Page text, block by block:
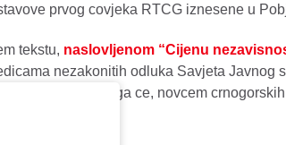
prvog covjeka RTCG iznesene u
tekstu, naslovljenom “Cijenu
nezakonitih odluka Savjeta Javnog
RTCG, zbog cega ce, novcem